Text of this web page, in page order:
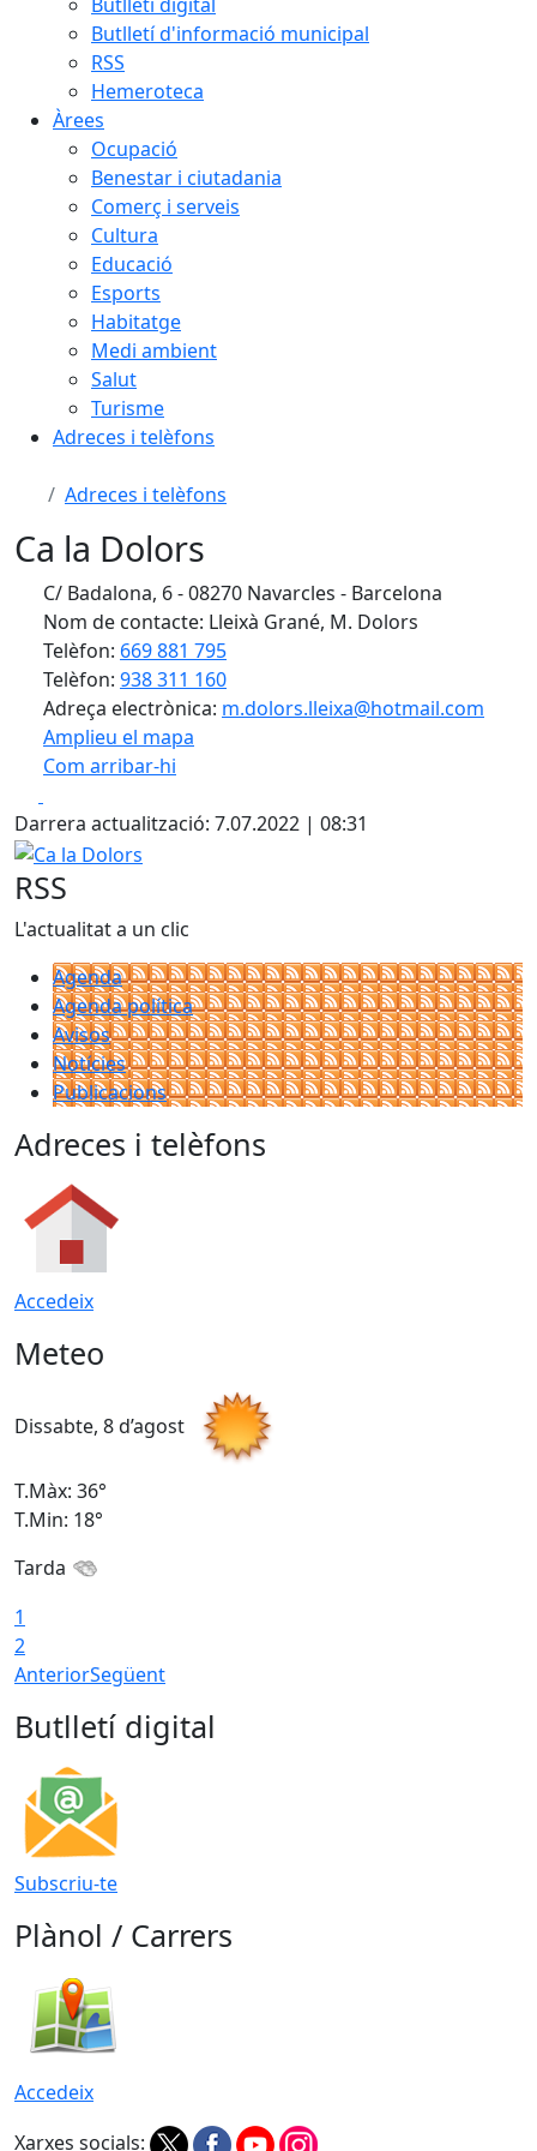
Butlletí d'informació municipal
RSS
Hemeroteca
Àrees
Ocupació
Benestar i ciutadania
Comerç i serveis
Cultura
Educació
Esports
Habitatge
Medi ambient
Salut
Turisme
Adreces i telèfons
Adreces i telèfons
Ca la Dolors
C/ Badalona, 6 - 08270 Navarcles - Barcelona
Nom de contacte: Lleixà Grané, M. Dolors
Telèfon: 669 881 795
Telèfon: 938 311 160
Adreça electrònica: m.dolors.lleixa@hotmail.com
Amplieu el mapa
Com arribar-hi
+
−
Darrera actualització: 7.07.2022 | 08:31
Ca la Dolors
RSS
L'actualitat a un clic
Agenda
Agenda política
Avisos
Notícies
Publicacions
Adreces i telèfons
Accedeix
Meteo
Dissabte, 8 d’agost
T.Màx: 36°
T.Min: 18°
Tarda
1
2
AnteriorSegüent
Butlletí digital
Subscriu-te
Plànol / Carrers
Accedeix
Xarxes socials: